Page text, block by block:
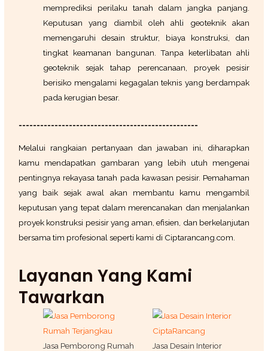
memprediksi perilaku tanah dalam jangka panjang.
Keputusan yang diambil oleh ahli geoteknik akan
memengaruhi desain struktur, biaya konstruksi, dan
tingkat keamanan bangunan. Tanpa keterlibatan ahli
geoteknik sejak tahap perencanaan, proyek pesisir
berisiko mengalami kegagalan teknis yang berdampak
pada kerugian besar.
==================================================
Melalui rangkaian pertanyaan dan jawaban ini, diharapkan
kamu mendapatkan gambaran yang lebih utuh mengenai
pentingnya rekayasa tanah pada kawasan pesisir. Pemahaman
yang baik sejak awal akan membantu kamu mengambil
keputusan yang tepat dalam merencanakan dan menjalankan
proyek konstruksi pesisir yang aman, efisien, dan berkelanjutan
bersama tim profesional seperti kami di Ciptarancang.com.
Layanan Yang Kami
Tawarkan
Jasa Pemborong Rumah Jasa Desain Interior